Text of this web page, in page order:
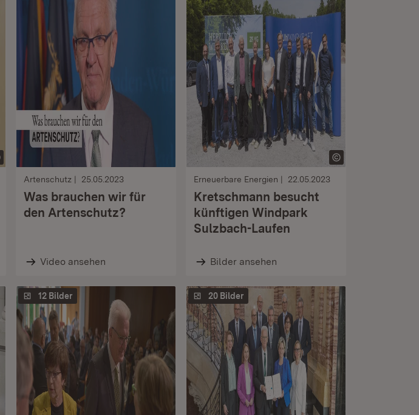
Artenschutz 25.05.2023
Was brauchen wir für
den Artenschutz?
Video ansehen
Erneuerbare Energien 22.05.2023
Kretschmann besucht
künftigen Windpark
Sulzbach-Laufen
Bilder ansehen
12 Bilder 20 Bilder